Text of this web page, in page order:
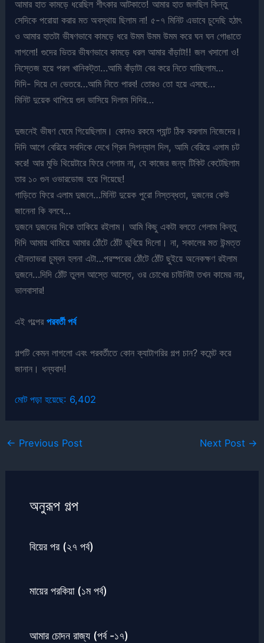
আমার হাত কামড়ে ধরেছিল শীৎকার আটকাতে! আমার হাত জলছিল কিন্তু
সেদিকে পরোয়া করার মত অবস্থায় ছিলাম না! ৫-৭ মিনিট এভাবে চুদেছি হঠাৎ
ও আমার হাতটা ভীষণভাবে কামড়ে ধরে উমম উমম উমম করে ঘন ঘন গোঙাতে
লাগলো! গুদের ভিতর ভীষণভাবে কামড়ে ধরল আমার বাঁড়াটা!! জল খসালো ও!
নিস্তেজ হয়ে পরল খানিকট্তা…আমি বাঁড়াটা বের করে নিতে যাচ্ছিলাম…
দিদি- দিয়ে দে ভেতরে…আমি নিতে পারব! তোরও তো হয়ে এসছে…
মিনিট দুয়েক থাপিয়ে গুদ ভাসিয়ে দিলাম দিদির…
দুজনেই ভীষণ ঘেমে গিয়েছিলাম। কোনও রকমে প্যান্ট ঠিক করলাম নিজেদের।
দিদি আগে বেরিয়ে সবদিকে দেখে গ্রিন সিগন্যাল দিল, আমি বেরিয়ে এলাম চট
করে! আর মুভি থিয়েটারে ফিরে গেলাম না, যে কাজের জন্য টিকিট কেটেছিলাম
তার ১০ গুন ওভারডোজ হয়ে গিয়েছে!
গাড়িতে ফিরে এলাম দুজনে…মিনিট দুয়েক পুরো নিস্তব্ধতা, দুজনের কেউ
জানেনা কি বলবে…
দুজনে দুজনের দিকে তাকিয়ে রইলাম। আমি কিছু একটা বলতে গেলাম কিন্তু
দিদি আমায় থামিয়ে আমার ঠোঁটে ঠোঁট ডুবিয়ে দিলো। না, সকালের মত উন্মত্ত
যৌনতাভরা চুম্বন হলনা এটা…পরস্পরের ঠোঁটে ঠোঁট ছুইয়ে অনেকক্ষণ রইলাম
দুজনে…দিদি ঠোঁট তুলল আস্তে আস্তে, ওর চোখের চাউনিটা তখন কামের নয়,
ভালবাসার!
এই গল্পেরপরবর্তী পর্ব
গল্পটি কেমন লাগলো এবং পরবর্তীতে কোন ক্যাটাগরির গল্প চান? কমেন্ট করে
জানান। ধন্যবাদ!
মোট পড়া হয়েছে: 6,402
← Previous Post Next Post →
অনুরূপ গল্প
বিয়ের পর (২৭ পর্ব)
মায়ের পরকিয়া (১ম পর্ব)
আমার চোদন রাজ্য (পর্ব -১৭)